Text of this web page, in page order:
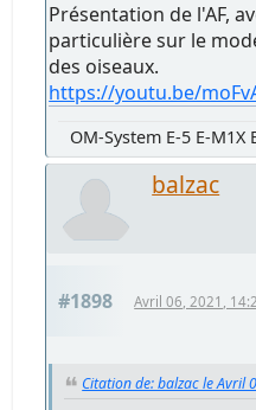
Présentation de l'AF,
particulière sur le
des oiseaux.
https://youtu.be/
OM-System E-5 E-
balzac
#1898 Avril 06, 2021,
Citation de: balzac le Avril